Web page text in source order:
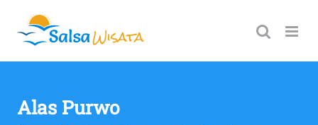
content
Alas Purwo